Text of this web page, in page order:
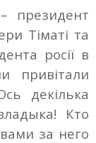
президент
Тіматі та
росії в
привітали
декілька
Кто
за него